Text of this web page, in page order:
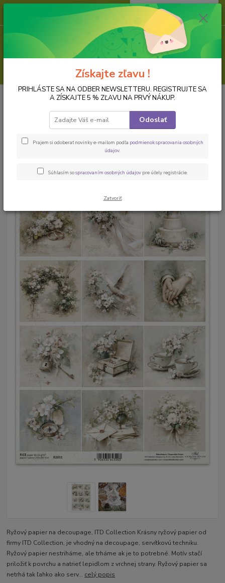
ks
za 0,00 EUR
PAPIER NA DECOUPAGE Ryžové papiere, formát A4
Ryžový papier na decoupage ITD-
R2811
Ryžový papier na decoupage, ITD Collection Krásny ryžový papier od
firmy ITD Collection, je vhodný na decoupage, servítkovú techniku.
Ryžový papier nestriháme, ale trháme ak je to potrebné. Motív stačí
priložiť k povrchu a natrieť lepidlom z vrchnej strany. Ryžový papier sa
netrhá tak ľahko ako serv... celý popis
Získajte zľavu !
PRIHLÁSTE SA NA ODBER NEWSLETTERU. REGISTRUJTE SA
A ZÍSKAJTE 5 % ZĽAVU NA PRVÝ NÁKUP.
Odoslať
Prajem si odoberať novinky e-mailom podľa podmienok spracovania osobných
údajov.
Súhlasím sospracovaním osobných údajov pre účely registrácie.
Zatvoriť